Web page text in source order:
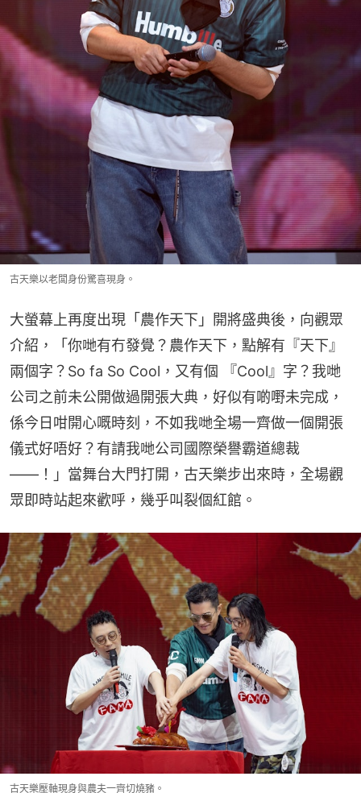
古天樂以老闆身份驚喜現身。
大螢幕上再度出現「農作天下」開將盛典後，向觀眾
介紹，「你哋有冇發覺？農作天下，點解有『天下』
兩個字？So fa So Cool，又有個 『Cool』字？我哋
公司之前未公開做過開張大典，好似有啲嘢未完成，
係今日咁開心嘅時刻，不如我哋全場一齊做一個開張
儀式好唔好？有請我哋公司國際榮譽霸道總裁
——！」當舞台大門打開，古天樂步出來時，全場觀
眾即時站起來歡呼，幾乎叫裂個紅館。
古天樂壓軸現身與農夫一齊切燒豬。